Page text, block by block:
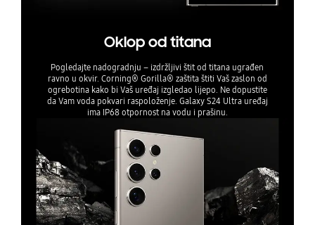
Oklop od titana
Pogledajte nadogradnju – izdržljivi štit od titana ugrađen
ravno u okvir. Corning® Gorilla® zaštita štiti Vaš zaslon od
ogrebotina kako bi Vaš uređaj izgledao lijepo. Ne dopustite
da Vam voda pokvari raspoloženje. Galaxy S24 Ultra uređaj
ima IP68 otpornost na vodu i prašinu.